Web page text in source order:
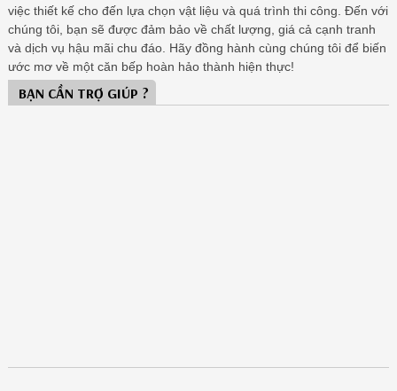
việc thiết kế cho đến lựa chọn vật liệu và quá trình thi công. Đến với
chúng tôi, bạn sẽ được đảm bảo về chất lượng, giá cả cạnh tranh
và dịch vụ hậu mãi chu đáo. Hãy đồng hành cùng chúng tôi để biến
ước mơ về một căn bếp hoàn hảo thành hiện thực!
BẠN CẦN TRỢ GIÚP ?